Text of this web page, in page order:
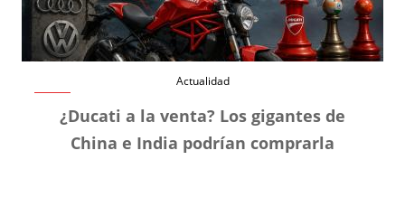
Actualidad
¿Ducati a la venta? Los gigantes de
China e India podrían comprarla